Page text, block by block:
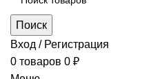
Поиск
Вход / Регистрация
0 товаров 0 ₽